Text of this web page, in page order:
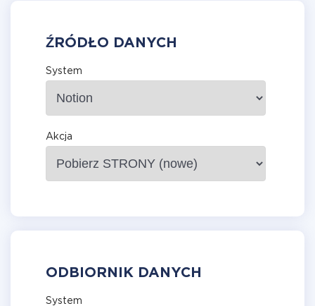
ŹRÓDŁO DANYCH
System
Akcja
ODBIORNIK DANYCH
System